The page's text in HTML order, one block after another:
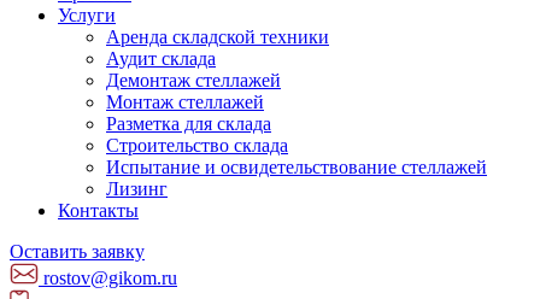
Услуги
Аренда складской техники
Аудит склада
Демонтаж стеллажей
Монтаж стеллажей
Разметка для склада
Строительство склада
Испытание и освидетельствование стеллажей
Лизинг
Контакты
Оставить заявку
rostov@gikom.ru